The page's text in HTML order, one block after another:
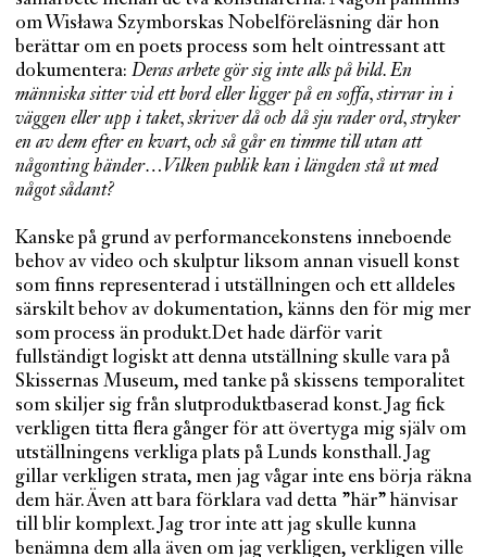
om Wisława Szymborskas Nobelföreläsning där hon
berättar om en poets process som helt ointressant att
dokumentera: Deras arbete gör sig inte alls på bild. En
människa sitter vid ett bord eller ligger på en soffa, stirrar in i
väggen eller upp i taket, skriver då och då sju rader ord, stryker
en av dem efter en kvart, och så går en timme till utan att
någonting händer…Vilken publik kan i längden stå ut med
något sådant?
Kanske på grund av performancekonstens inneboende
behov av video och skulptur liksom annan visuell konst
som finns representerad i utställningen och ett alldeles
särskilt behov av dokumentation, känns den för mig mer
som process än produkt.Det hade därför varit
fullständigt logiskt att denna utställning skulle vara på
Skissernas Museum, med tanke på skissens temporalitet
som skiljer sig från slutproduktbaserad konst. Jag fick
verkligen titta flera gånger för att övertyga mig själv om
utställningens verkliga plats på Lunds konsthall. Jag
gillar verkligen strata, men jag vågar inte ens börja räkna
dem här. Även att bara förklara vad detta ”här” hänvisar
till blir komplext. Jag tror inte att jag skulle kunna
benämna dem alla även om jag verkligen, verkligen ville